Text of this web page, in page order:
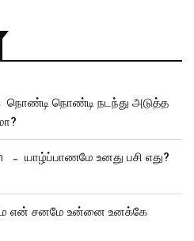
நொண்டி நொண்டி நடந்து அடுத்த
யாழ்ப்பாணமே உனது பசி எது?
என் சனமே உன்னை உனக்கே